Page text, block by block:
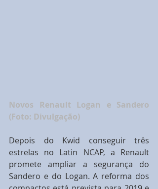
Novos Renault Logan e Sandero
(Foto: Divulgação)
Depois do Kwid conseguir três
estrelas no Latin NCAP, a Renault
promete ampliar a segurança do
Sandero e do Logan. A reforma dos